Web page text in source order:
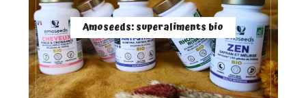
Amoseeds: superaliments bio